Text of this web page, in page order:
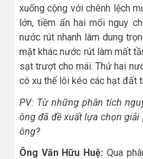
xuống cộng với chênh lệch
lớn, tiềm ẩn hai mối nguy
nước rút nhanh làm dung
mặt khác nước rút làm mất
sạt trượt cho mái. Thứ hai
có xu thế lôi kéo các hạt đất
PV: Từ những phân tích
ông đã đề xuất lựa chọn
ông?
Ông Văn Hữu Huệ: Qua